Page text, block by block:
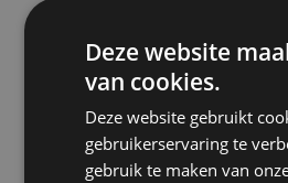
door verbeterd zicht met
Efficiëntere en
van de mobiele kraan
Door te investeren in extra
Deze website
van cookies.
Deze website gebruikt
gebruikerservaring te
gebruik te maken van